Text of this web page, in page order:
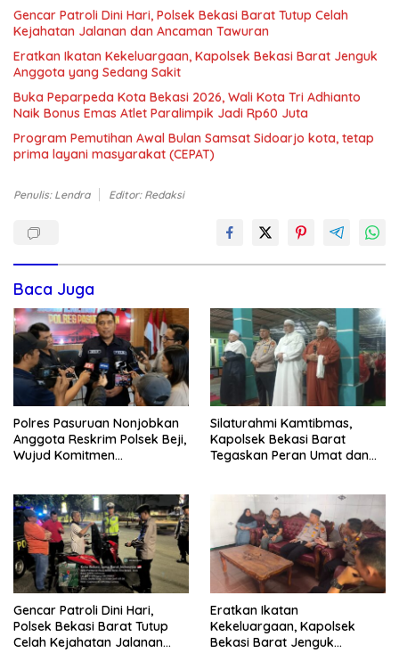
Gencar Patroli Dini Hari, Polsek Bekasi Barat Tutup Celah
Kejahatan Jalanan dan Ancaman Tawuran
Eratkan Ikatan Kekeluargaan, Kapolsek Bekasi Barat Jenguk
Anggota yang Sedang Sakit
Buka Peparpeda Kota Bekasi 2026, Wali Kota Tri Adhianto
Naik Bonus Emas Atlet Paralimpik Jadi Rp60 Juta
Program Pemutihan Awal Bulan Samsat Sidoarjo kota, tetap
prima layani masyarakat (CEPAT)
Penulis: Lendra Editor: Redaksi
Baca Juga
Polres Pasuruan Nonjobkan
Anggota Reskrim Polsek Beji,
Wujud Komitmen
Silaturahmi Kamtibmas,
Kapolsek Bekasi Barat
Tegaskan Peran Umat dan
Gencar Patroli Dini Hari,
Polsek Bekasi Barat Tutup
Celah Kejahatan Jalanan
Eratkan Ikatan
Kekeluargaan, Kapolsek
Bekasi Barat Jenguk